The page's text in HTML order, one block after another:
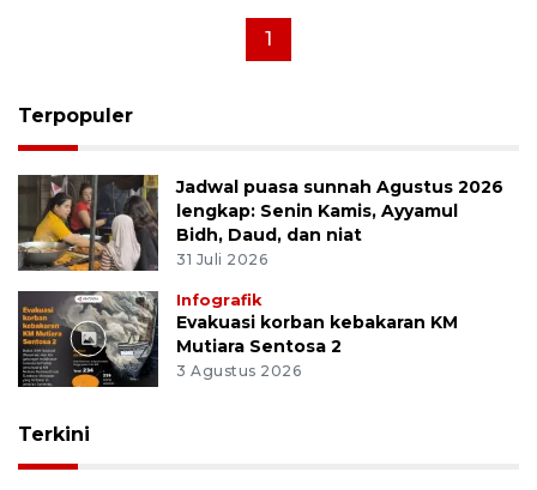
1
Terpopuler
Jadwal puasa sunnah Agustus 2026
lengkap: Senin Kamis, Ayyamul
Bidh, Daud, dan niat
31 Juli 2026
Infografik
Evakuasi korban kebakaran KM
Mutiara Sentosa 2
3 Agustus 2026
Terkini